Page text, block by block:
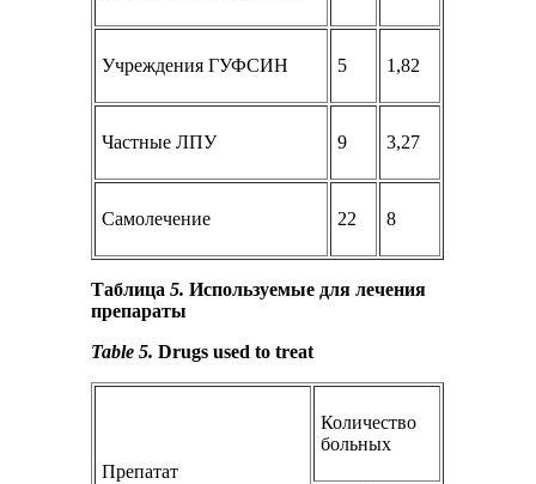
Учреждения ГУФСИН 5 1,82
Частные ЛПУ 9 3,27
Самолечение 22 8
Таблица5. Используемые для лечения
препараты
Table 5. Drugs used to treat
Препатат
Количество
больных